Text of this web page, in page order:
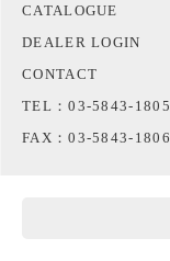
CATALOGUE
DEALER LOGIN
CONTACT
TEL：03-5843-1805
FAX：03-5843-1806